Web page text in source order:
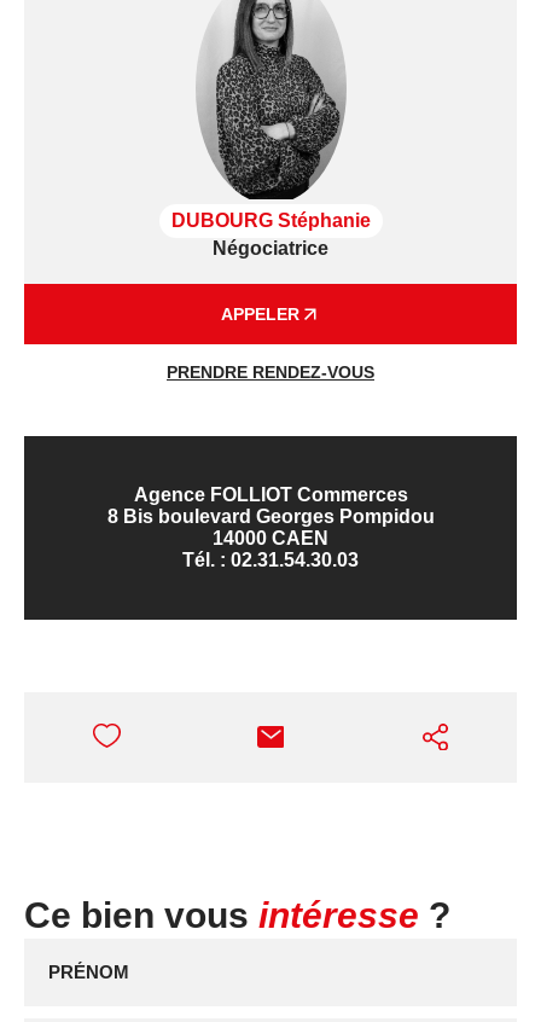
DUBOURG Stéphanie
Négociatrice
APPELER
PRENDRE RENDEZ-VOUS
Agence FOLLIOT Commerces
8 Bis boulevard Georges Pompidou
14000 CAEN
Tél. : 02.31.54.30.03
Ce bien vous intéresse ?